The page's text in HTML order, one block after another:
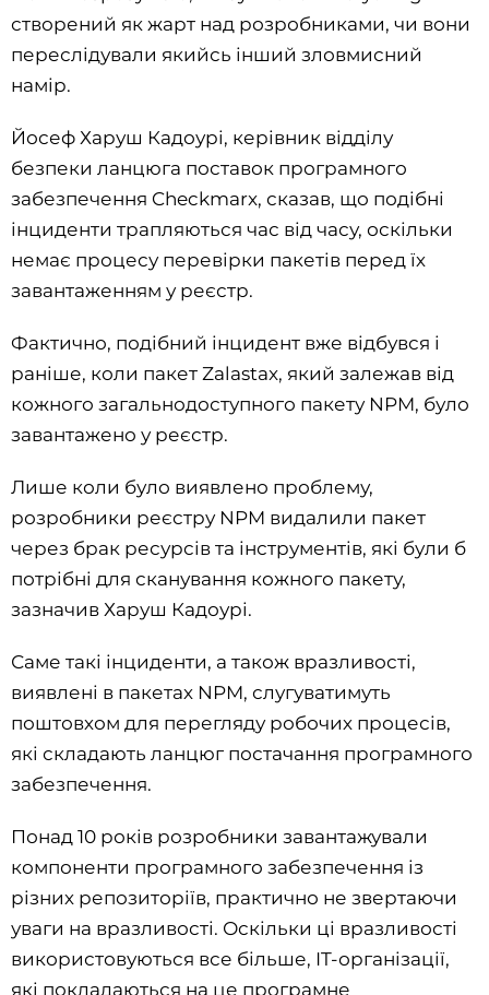
створений як жарт над розробниками, чи вони
переслідували якийсь інший зловмисний
намір.
Йосеф Харуш Кадоурі, керівник відділу
безпеки ланцюга поставок програмного
забезпечення Checkmarx, сказав, що подібні
інциденти трапляються час від часу, оскільки
немає процесу перевірки пакетів перед їх
завантаженням у реєстр.
Фактично, подібний інцидент вже відбувся і
раніше, коли пакет Zalastax, який залежав від
кожного загальнодоступного пакету NPM, було
завантажено у реєстр.
Лише коли було виявлено проблему,
розробники реєстру NPM видалили пакет
через брак ресурсів та інструментів, які були б
потрібні для сканування кожного пакету,
зазначив Харуш Кадоурі.
Саме такі інциденти, а також вразливості,
виявлені в пакетах NPM, слугуватимуть
поштовхом для перегляду робочих процесів,
які складають ланцюг постачання програмного
забезпечення.
Понад 10 років розробники завантажували
компоненти програмного забезпечення із
різних репозиторіїв, практично не звертаючи
уваги на вразливості. Оскільки ці вразливості
використовуються все більше, IT-організації,
які покладаються на це програмне